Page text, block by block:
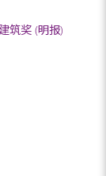
筑奖 (明报)